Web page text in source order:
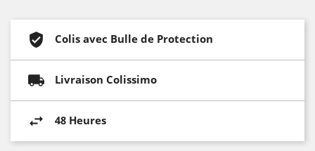
Colis avec Bulle de Protection
Livraison Colissimo
48 Heures